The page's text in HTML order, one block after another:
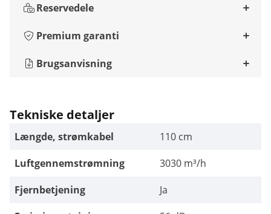
Reservedele
Premium garanti
Brugsanvisning
Tekniske detaljer
Længde, strømkabel
110 cm
Luftgennemstrømning
3030 m³/h
Fjernbetjening
Ja